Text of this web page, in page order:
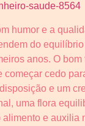
humor e a
do
anos. O
começar cedo
e um
uma flora
alimento e auxilia